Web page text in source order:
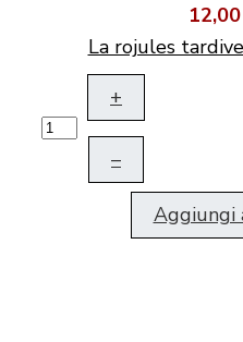
La rojules
+
–
Aggiungi